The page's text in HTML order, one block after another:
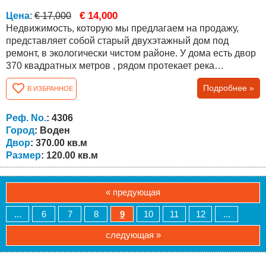
Цена: € 17,000 € 14,000
Недвижимость, которую мы предлагаем на продажу,
представляет собой старый двухэтажный дом под
ремонт, в экологически чистом районе. У дома есть двор
370 квадратных метров , рядом протекает река
Воденска. Район подходит для охоты, рыбалки и
сельского туризма. В непосредственной близости
находятся плотина Малко Шарково и плотина Воден, а
до города Бургас и моря всего 85 км. Город Елхово
находится в 30 км, а пункт пересечения границы с...
В ИЗБРАННОЕ Подробнее »
Реф. No.: 4306
Город: Воден
Двор: 370.00 кв.м
Размер: 120.00 кв.м
« предующая
... 6 7 8 9 10 11 12 ...
следующая »